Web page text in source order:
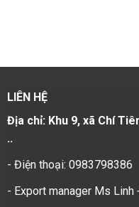
LIÊN HỆ
Địa chỉ: Khu 9, xã Chí
..
- Điện thoại: 0983798386
- Export manager Ms Linh